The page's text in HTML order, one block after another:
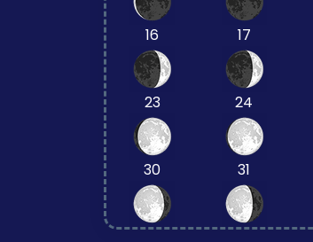
16 17
23 24
30 31